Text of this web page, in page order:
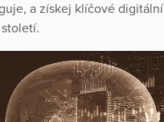
a získej klíčové digitální